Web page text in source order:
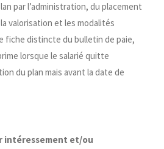
par l’administration, du placement
valorisation et les modalités
fiche distincte du bulletin de paie,
lorsque le salarié quitte
du plan mais avant la date de
intéressement et/ou